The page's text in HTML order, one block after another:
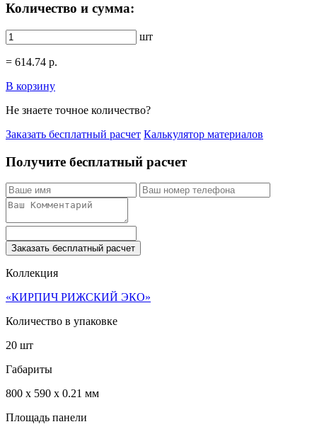
Количество и сумма:
шт
= 614.74 р.
В корзину
Не знаете точное количество?
Заказать бесплатный расчет Калькулятор материалов
Получите бесплатный расчет
Заказать бесплатный расчет
Коллекция
«КИРПИЧ РИЖСКИЙ ЭКО»
Количество в упаковке
20 шт
Габариты
800 x 590 x 0.21 мм
Площадь панели